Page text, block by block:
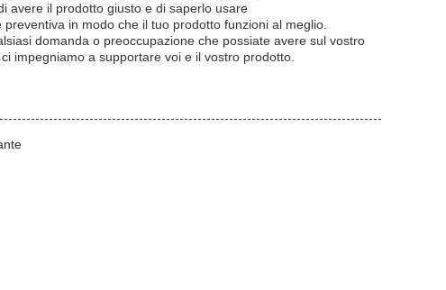
avere il prodotto giusto e di saperlo usare
in modo che il tuo prodotto funzioni al meglio.
domanda o preoccupazione che possiate avere sul vostro
impegniamo a supportare voi e il vostro prodotto.